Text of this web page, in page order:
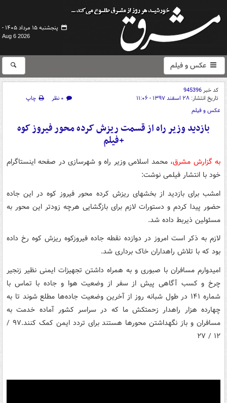
پنجشنبه ۱۵ مرداد ۱۴۰۵ -
Aug 6 2026
عکس و فیلم
کد خبر945396
تاریخ انتشار: ۲۸ اسفند ۱۳۹۷ - ۱۱:۰۶ ۰ نظر
چاپ
عکس و فیلم
بازدید وزیر راه از قسمت ریزش کرده محور فیروز کوه
+فیلم
به گزارش مشرق، محمد اسلامی وزیر راه و شهرسازی در صفحه اینستاگرام
خود با انتشار فیلمی نوشت:
امشب برای بازدید ازبخشهای ریزش کرده محور فیروز کوه در این جاده
حضور پیدا کردم و دستورات لازم برای بازگشایی هرچه زودتر این محور به
مسئولین ذیربط داده شد.
لازم به ذکر است امروز در دوازده نقطه جاده فیروزکوه ریزش کوه رخ داده
بود که با تلاش راهداران خاک برداری شد.
امیدوارم مسافران با صبوری و به همراه داشتن تجهیزات ایمنی نظیر زنجیر
چرخ و کسب آگاهی پیش از سفر از وضعیت هوا و جاده با تماس با
شماره ۱۴۱ در طول شبانه روز از آخرین وضعیت جاده‌ها مطلع شوند تا به
چهارده هزار راهدار زحمتکش ما که در سراسر کشور آماده خدمت به
مسافران و باز نگهداشتن محورها هستند برای تردد ایمن کمک کنند.٩٧ /
١٢ / ٢٧